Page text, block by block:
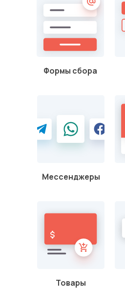
Формы сбора
Мессенджеры
Товары